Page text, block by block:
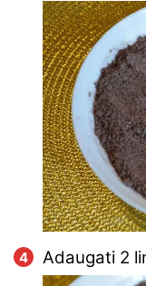
Adaugati 2